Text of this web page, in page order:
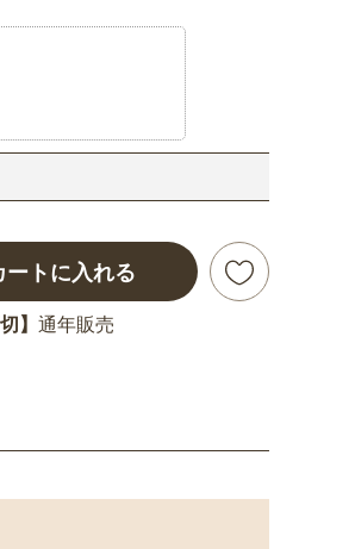
ートに入れる
】 通年販売